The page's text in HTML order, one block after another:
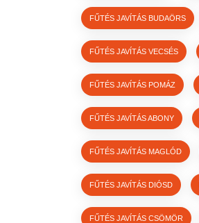
FŰTÉS JAVÍTÁS BUDAÖRS
FŰTÉS JAVÍTÁS VECSÉS
FŰTÉS JAVÍTÁS POMÁZ
FŰTÉS JAVÍTÁS ABONY
FŰTÉS JAVÍTÁS MAGLÓD
FŰTÉS JAVÍTÁS DIÓSD
FŰTÉS JAVÍTÁS CSÖMÖR